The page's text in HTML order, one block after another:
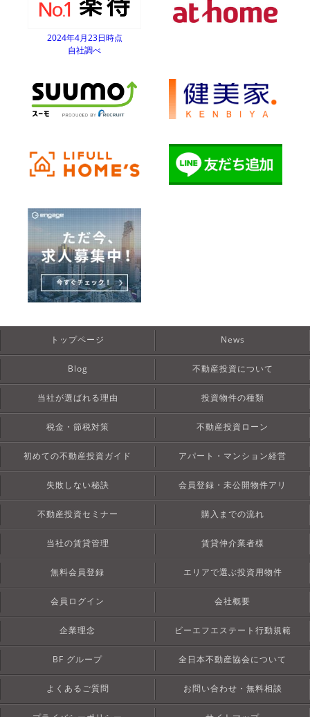
2024年4月23日時点
自社調べ
トップページ News
Blog 不動産投資について
当社が選ばれる理由 投資物件の種類
税金・節税対策 不動産投資ローン
初めての不動産投資ガイド アパート・マンション経営
失敗しない秘訣 会員登録・未公開物件アリ
不動産投資セミナー 購入までの流れ
当社の賃貸管理 賃貸仲介業者様
無料会員登録 エリアで選ぶ投資用物件
会員ログイン 会社概要
企業理念 ビーエフエステート行動規範
BF グループ 全日本不動産協会について
よくあるご質問 お問い合わせ・無料相談